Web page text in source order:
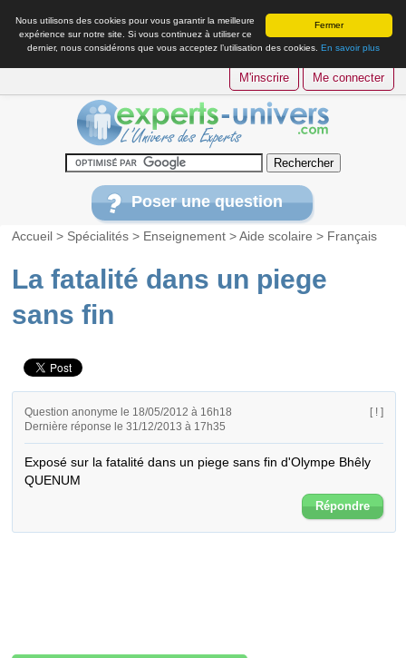
Fermer
Nous utilisons des cookies pour vous garantir la meilleure
expérience sur notre site. Si vous continuez à utiliser ce
dernier, nous considérons que vous acceptez l’utilisation des cookies. En savoir plus
M'inscrire Me connecter
Poser une question
Accueil > Spécialités > Enseignement >Aide scolaire > Français
La fatalité dans un piege
sans fin
Question anonyme le 18/05/2012 à 16h18
Dernière réponse le 31/12/2013 à 17h35
[ ! ]
Exposé sur la fatalité dans un piege sans fin d'Olympe Bhêly
QUENUM
Répondre